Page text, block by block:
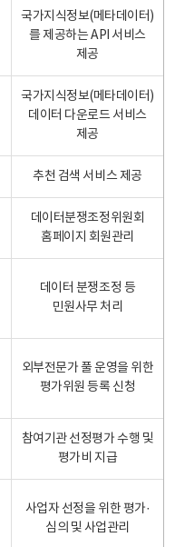
국가지식정보(메타데이터)
를 제공하는 API 서비스
제공
국가지식정보(메타데이터)
데이터 다운로드 서비스
제공
추천 검색 서비스 제공
데이터분쟁조정위원회
홈페이지 회원관리
데이터 분쟁조정 등
민원사무 처리
외부전문가 풀 운영을 위한
평가위원 등록 신청
참여기관 선정평가 수행 및
평가비 지급
사업자 선정을 위한 평가·
심의 및 사업관리